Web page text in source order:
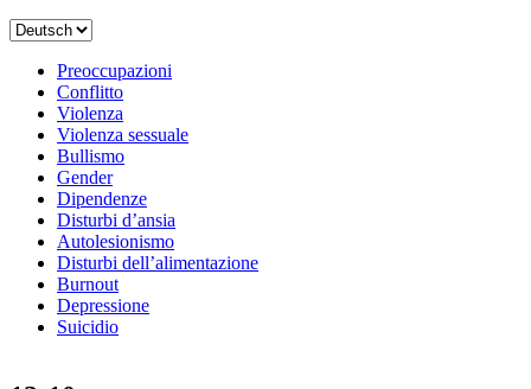
Scegli
lingua
Preoccupazioni
Conflitto
Violenza
Violenza sessuale
Bullismo
Gender
Dipendenze
Disturbi d’ansia
Autolesionismo
Disturbi dell’alimentazione
Burnout
Depressione
Suicidio